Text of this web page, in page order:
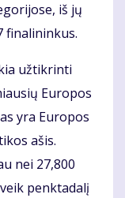
iš jų
finalininkus.
užtikrinti
Europos
yra Europos
ašis.
nei 27,800
penktadalį